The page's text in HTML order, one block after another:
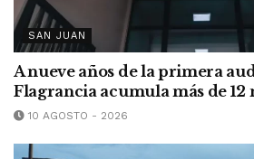
SAN JUAN
A nueve años de la primera
Flagrancia acumula más de 12
10 AGOSTO - 2026